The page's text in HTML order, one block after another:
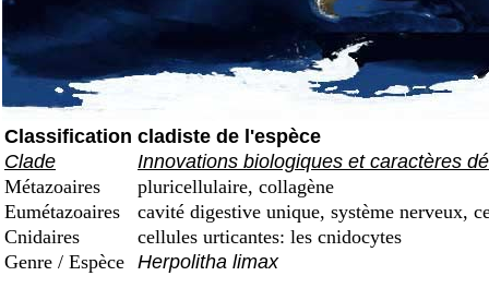
Classification cladiste de l'espèce
Clade
Innovations biologiques et caractères
Métazoaires
pluricellulaire, collagène
Eumétazoaires
cavité digestive unique, système nerveux,
Cnidaires
cellules urticantes: les cnidocytes
Genre / Espèce Herpolitha limax